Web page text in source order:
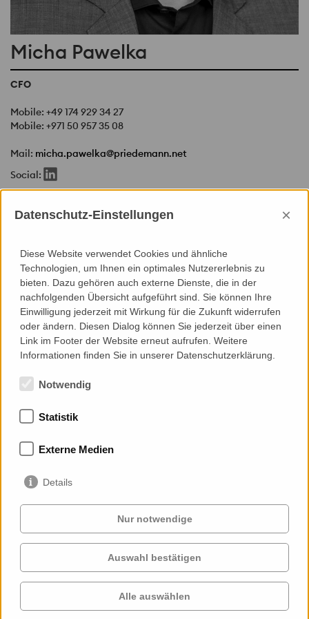
Micha Pawelka
CFO
Mobile: +49 174 929 34 27
Mobile: +971 50 957 35 08
Mail: micha.pawelka@priedemann.net
Social:
Oberhofer Weg 64
12209 Berlin
Germany
Web: http://priedemann.net
Add to Contacts (Download .vcf)
Memberships
Services
Cases
Clients
Projects
Profile
Contact
Datenschutz-Einstellungen ×
Diese Website verwendet Cookies und ähnliche
Technologien, um Ihnen ein optimales Nutzererlebnis zu
bieten. Dazu gehören auch externe Dienste, die in der
nachfolgenden Übersicht aufgeführt sind. Sie können Ihre
Einwilligung jederzeit mit Wirkung für die Zukunft widerrufen
oder ändern. Diesen Dialog können Sie jederzeit über einen
Link im Footer der Website erneut aufrufen. Weitere
Informationen finden Sie in unserer Datenschutzerklärung.
Notwendig
Statistik
Externe Medien
Details
Nur notwendige
Auswahl bestätigen
Alle auswählen